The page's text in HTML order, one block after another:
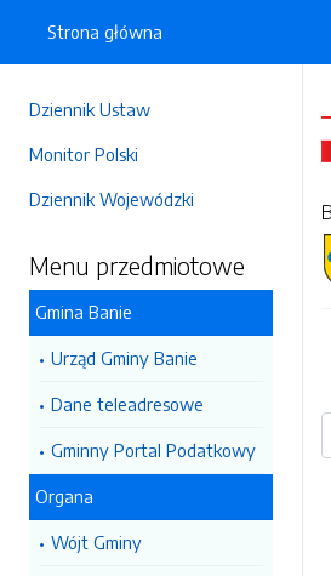
Dziennik Ustaw
Monitor Polski
Dziennik Wojewódzki
Menu przedmiotowe
Gmina Banie
Urząd Gminy Banie
Dane teleadresowe
Gminny Portal Podatkowy
Organa
Wójt Gminy
Strona główna